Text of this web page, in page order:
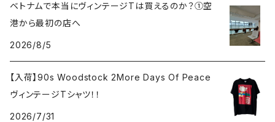
ベトナムで本当にヴィンテージTは買えるのか？①空
港から最初の店へ
2026/8/5
【入荷】90s Woodstock 2More Days Of Peace
ヴィンテージTシャツ！！
2026/7/31